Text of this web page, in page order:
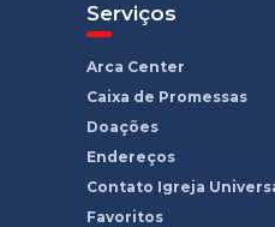
Serviços
Arca Center
Caixa de Promessas
Doações
Endereços
Contato Igreja
Favoritos